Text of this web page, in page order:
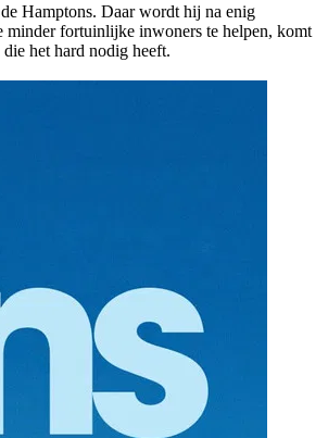
Hamptons. Daar wordt hij na enig
minder fortuinlijke inwoners te helpen, komt
het hard nodig heeft.